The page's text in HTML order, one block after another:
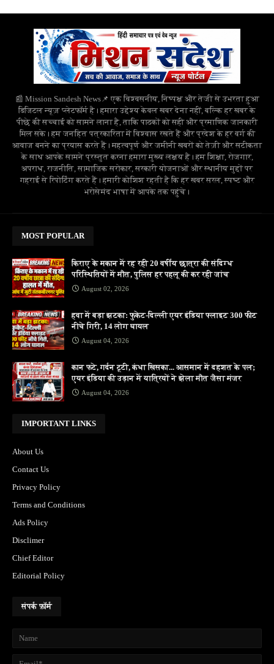
📰 Mission Sandesh News📌 एक विश्वसनीय, निष्पक्ष और तेजी से उभरता हुआ
डिजिटल न्यूज़ प्लेटफॉर्म है। हमारा उद्देश्य केवल खबर देना नहीं, बल्कि हर खबर के
पीछे की सच्चाई को सामने लाना है, ताकि पाठकों को सही और प्रमाणिक जानकारी
मिल सके। हम जनहित पत्रकारिता में विश्वास रखते हैं और प्रदेश के हर वर्ग की
आवाज बनने का प्रयास करते हैं। महत्वपूर्ण और जमीनी खबरों को तेज़ी और सटीकता
के साथ आपके सामने प्रस्तुत करना हमारा मुख्य लक्ष्य है। हम शिक्षा, रोजगार,
अपराध, राजनीति, सामाजिक सरोकार, सरकारी योजनाओं और स्थानीय मुद्दों पर
गहराई से रिपोर्टिंग करते हैं। हमारी कोशिश रहती है कि हर खबर सरल, स्पष्ट और
भरोसेमंद भाषा में आपके तक पहुंचे।
MOST POPULAR
किराए के मकान में रह रही 20 वर्षीय छात्रा की संदिग्ध
परिस्थितियों में मौत, पुलिस हर पहलू की कर रही जांच
August 02, 2026
हवा में बड़ा झटका: फुकेट-दिल्ली एयर इंडिया फ्लाइट 300 फीट
नीचे गिरी, 14 लोग घायल
August 04, 2026
कान फटे, गर्दन टूटी, कंधा खिसका... आसमान में दहशत के पल;
एयर इंडिया की उड़ान में यात्रियों ने झेला मौत जैसा मंजर
August 04, 2026
IMPORTANT LINKS
About Us
Contact Us
Privacy Policy
Terms and Conditions
Ads Policy
Disclimer
Chief Editor
Editorial Policy
संपर्क फ़ॉर्म